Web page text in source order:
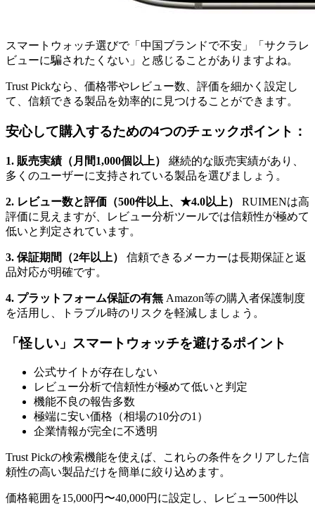
スマートウォッチ選びで「中国ブランドで不安」「サクラレ
ビューに騙されたくない」と感じることがありますよね。
Trust Pickなら、価格帯やレビュー数、評価を細かく設定し
て、信頼できる製品を効率的に見つけることができます。
安心して購入するための4つのチェックポイント：
1. 販売実績（月間1,000個以上）
継続的な販売実績があり、
多くのユーザーに支持されている製品を選びましょう。
2. レビュー数と評価（500件以上、★4.0以上）
RUIMENは高
評価に見えますが、レビュー分析ツールでは信頼性が極めて
低いと判定されています。
3. 保証期間（2年以上）
信頼できるメーカーは長期保証と返
品対応が明確です。
4. プラットフォーム保証の有無 Amazon等の購入者保護制度
を活用し、トラブル時のリスクを軽減しましょう。
「怪しい」スマートウォッチを避けるポイント
公式サイトが存在しない
レビュー分析で信頼性が極めて低いと判定
機能不良の報告多数
極端に安い価格（相場の10分の1）
企業情報が完全に不透明
Trust Pickの検索機能を使えば、これらの条件をクリアした信
頼性の高い製品だけを簡単に絞り込めます。
価格範囲を15,000円〜40,000円に設定し、レビュー500件以